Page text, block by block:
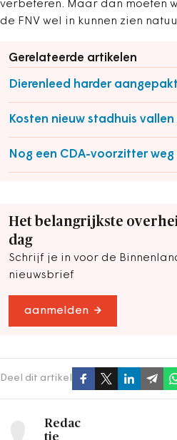
verbeteren. Maar dan moeten
de FNV wel in kunnen zien
Gerelateerde artikelen
Dierenleed harder aangepakt
Kosten nieuw stadhuis vallen
Nog een CDA-voorzitter weg
Het belangrijkste
dag
Schrijf je in voor de
nieuwsbrief
aanmelden
Deel dit artikel
Redac
tie